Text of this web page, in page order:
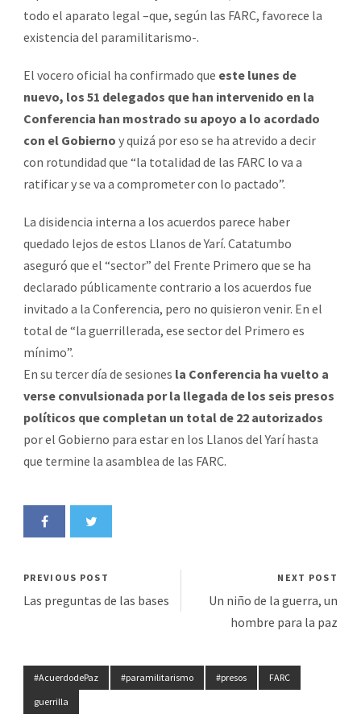
todo el aparato legal –que, según las FARC, favorece la
existencia del paramilitarismo-.
El vocero oficial ha confirmado que este lunes de
nuevo, los 51 delegados que han intervenido en la
Conferencia han mostrado su apoyo a lo acordado
con el Gobierno y quizá por eso se ha atrevido a decir
con rotundidad que “la totalidad de las FARC lo va a
ratificar y se va a comprometer con lo pactado”.
La disidencia interna a los acuerdos parece haber
quedado lejos de estos Llanos de Yarí. Catatumbo
aseguró que el “sector” del Frente Primero que se ha
declarado públicamente contrario a los acuerdos fue
invitado a la Conferencia, pero no quisieron venir. En el
total de “la guerrillerada, ese sector del Primero es
mínimo”.
En su tercer día de sesiones la Conferencia ha vuelto a
verse convulsionada por la llegada de los seis presos
políticos que completan un total de 22 autorizados
por el Gobierno para estar en los Llanos del Yarí hasta
que termine la asamblea de las FARC.
PREVIOUS POST
Las preguntas de las bases
NEXT POST
Un niño de la guerra, un
hombre para la paz
#AcuerdodePaz #paramilitarismo #presos
FARC
guerrilla